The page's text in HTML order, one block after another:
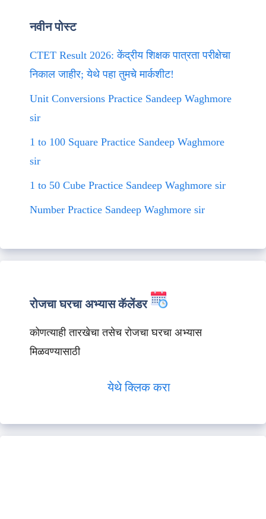
नवीन पोस्ट
CTET Result 2026: केंद्रीय शिक्षक पात्रता परीक्षेचा
निकाल जाहीर; येथे पहा तुमचे मार्कशीट!
Unit Conversions Practice Sandeep Waghmore
sir
1 to 100 Square Practice Sandeep Waghmore
sir
1 to 50 Cube Practice Sandeep Waghmore sir
Number Practice Sandeep Waghmore sir
रोजचा घरचा अभ्यास कॅलेंडर
कोणत्याही तारखेचा तसेच रोजचा घरचा अभ्यास
मिळवण्यासाठी
येथे क्लिक करा